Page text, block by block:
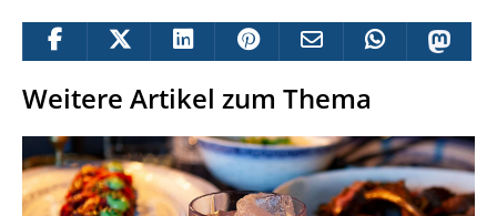
Weitere Artikel zum Thema